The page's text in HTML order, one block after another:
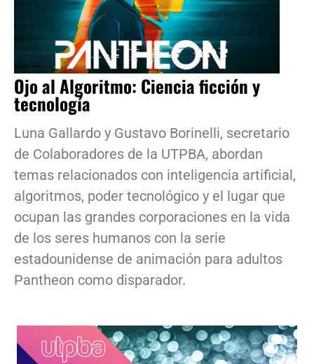
Ojo al Algoritmo: Ciencia ficción y
tecnología
Luna Gallardo y Gustavo Borinelli, secretario
de Colaboradores de la UTPBA, abordan
temas relacionados con inteligencia artificial,
algoritmos, poder tecnológico y el lugar que
ocupan las grandes corporaciones en la vida
de los seres humanos con la serie
estadounidense de animación para adultos
Pantheon como disparador.